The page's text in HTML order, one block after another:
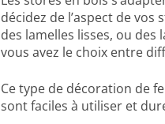
décidez de l’aspect de
des lamelles lisses, ou des
vous avez le choix entre
Ce type de décoration de
sont faciles à utiliser et